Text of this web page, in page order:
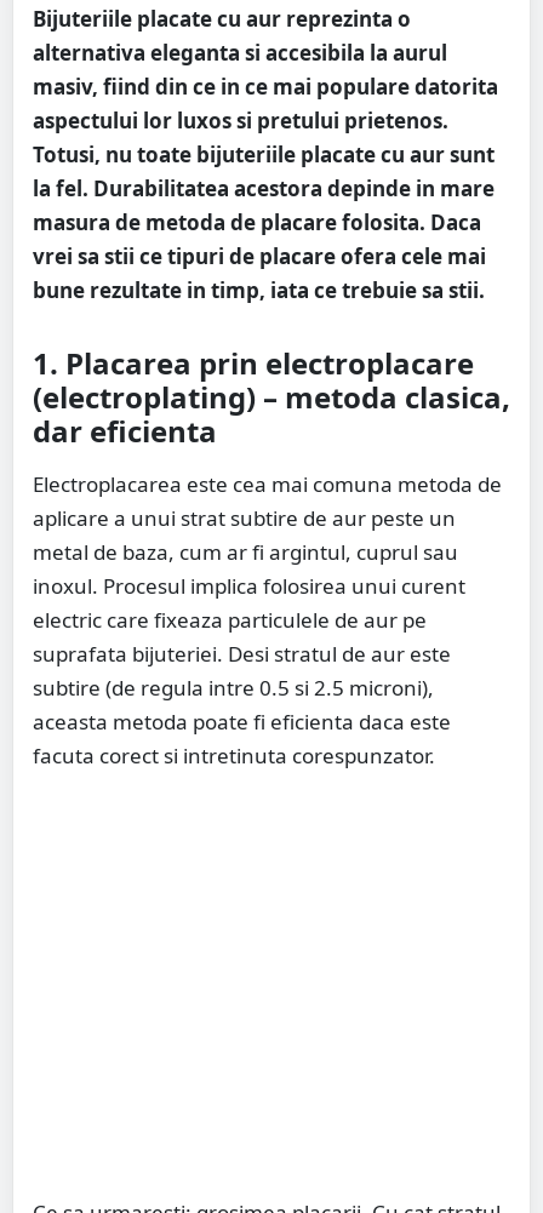
Bijuteriile placate cu aur reprezinta o
alternativa eleganta si accesibila la aurul
masiv, fiind din ce in ce mai populare datorita
aspectului lor luxos si pretului prietenos.
Totusi, nu toate bijuteriile placate cu aur sunt
la fel. Durabilitatea acestora depinde in mare
masura de metoda de placare folosita. Daca
vrei sa stii ce tipuri de placare ofera cele mai
bune rezultate in timp, iata ce trebuie sa stii.
1. Placarea prin electroplacare
(electroplating) – metoda clasica,
dar eficienta
Electroplacarea este cea mai comuna metoda de
aplicare a unui strat subtire de aur peste un
metal de baza, cum ar fi argintul, cuprul sau
inoxul. Procesul implica folosirea unui curent
electric care fixeaza particulele de aur pe
suprafata bijuteriei. Desi stratul de aur este
subtire (de regula intre 0.5 si 2.5 microni),
aceasta metoda poate fi eficienta daca este
facuta corect si intretinuta corespunzator.